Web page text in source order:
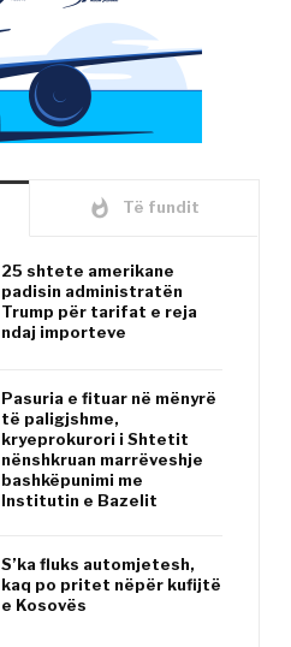
whatshot Të fundit
25 shtete amerikane
padisin administratën
Trump për tarifat e reja
ndaj importeve
Pasuria e fituar në mënyrë
të paligjshme,
kryeprokurori i Shtetit
nënshkruan marrëveshje
bashkëpunimi me
Institutin e Bazelit
S’ka fluks automjetesh,
kaq po pritet nëpër kufijtë
e Kosovës